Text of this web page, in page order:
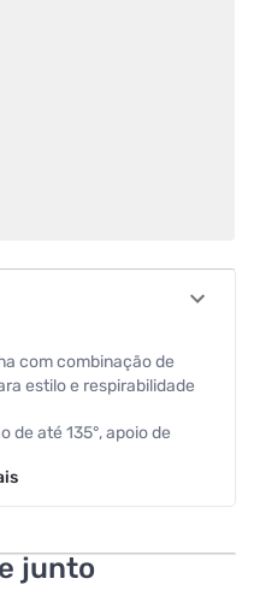
com combinação de
estilo e respirabilidade
de até 135°, apoio de
até 150kg
junto